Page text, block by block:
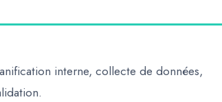
interne, collecte de données,